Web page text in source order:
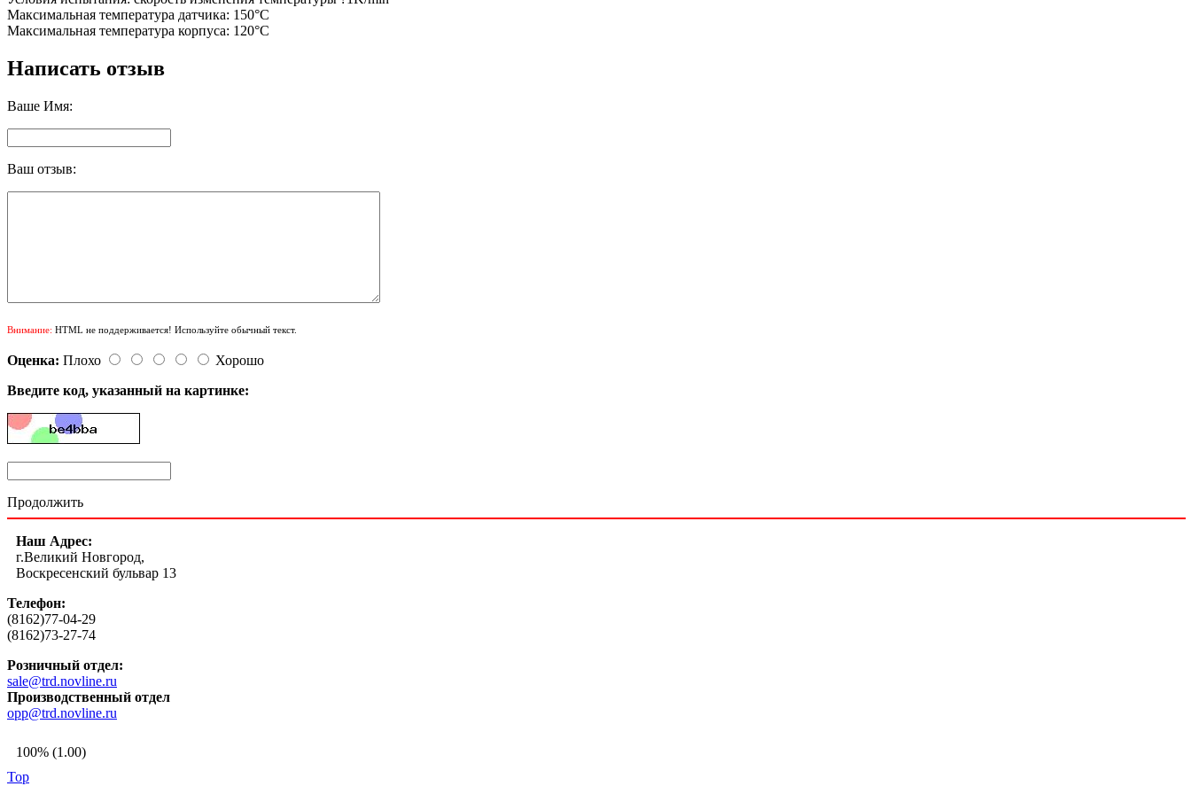
Максимальная температура датчика: 150°C
Максимальная температура корпуса: 120°C
Написать отзыв
Ваше Имя:
Ваш отзыв:
Внимание: HTML не поддерживается! Используйте обычный текст.
Оценка: Плохо
Хорошо
Введите код, указанный на картинке:
Продолжить
Наш Адрес:
г.Великий Новгород,
Воскресенский бульвар 13
Телефон:
(8162)77-04-29
(8162)73-27-74
Розничный отдел:
sale@trd.novline.ru
Производственный отдел
opp@trd.novline.ru
100% (1.00)
Top